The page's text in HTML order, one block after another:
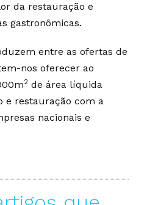
da restauração e
gastronômicas.
entre as ofertas de
nos oferecer ao
2 de área líquida
e restauração com a
nacionais e